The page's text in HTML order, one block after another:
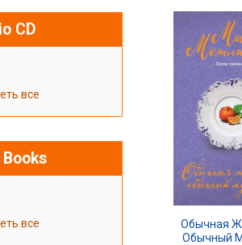
CD
все
все
Обычная
Обычный